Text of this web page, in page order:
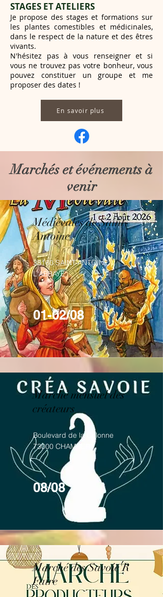
STAGES ET ATELIERS
Je propose des stages et formations sur
les plantes comestibles et médicinales,
dans le respect de la nature et des êtres
vivants.
N'hésitez pas à vous renseigner et si
vous ne trouvez pas votre bonheur, vous
pouvez constituer un groupe et me
proposer des dates !
En savoir plus
Marchés et événements à
venir
Médiévales de Saint-
Antoine
38160 SAINT-ANTOINE
L'ABBAYE
01-02/08
Marché mensuel des
créateurs
Boulevard de la Colonne
73000 CHAMBERY
08/08
Marché des Savoie'R
Faire